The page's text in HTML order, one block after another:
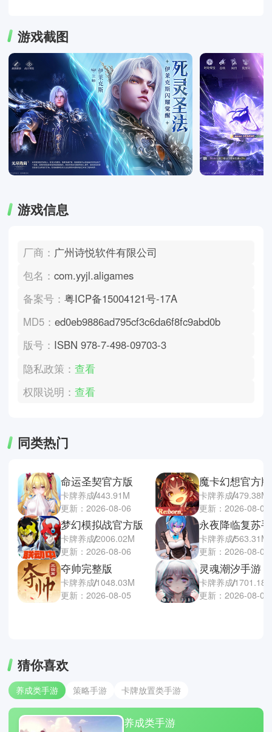
游戏截图
游戏信息
厂商： 广州诗悦软件有限公司
包名：com.yyjl.aligames
备案号：粤ICP备15004121号-17A
MD5：ed0eb9886ad795cf3c6da6f8fc9abd0b
版号： ISBN 978-7-498-09703-3
隐私政策：查看
权限说明：查看
同类热门
命运圣契官方版
卡牌养成443.91M
更新：2026-08-06
梦幻模拟战官方版
卡牌养成2006.02M
更新：2026-08-06
夺帅完整版
卡牌养成1048.03M
更新：2026-08-05
魔卡幻想官方版
卡牌养成479.38M
更新：2026-08-05
永夜降临复苏
卡牌养成563.31M
更新：2026-08-04
灵魂潮汐手游
卡牌养成
更新：2026-08-04
猜你喜欢
养成类手游 策略手游 卡牌放置类手游
养成类手游